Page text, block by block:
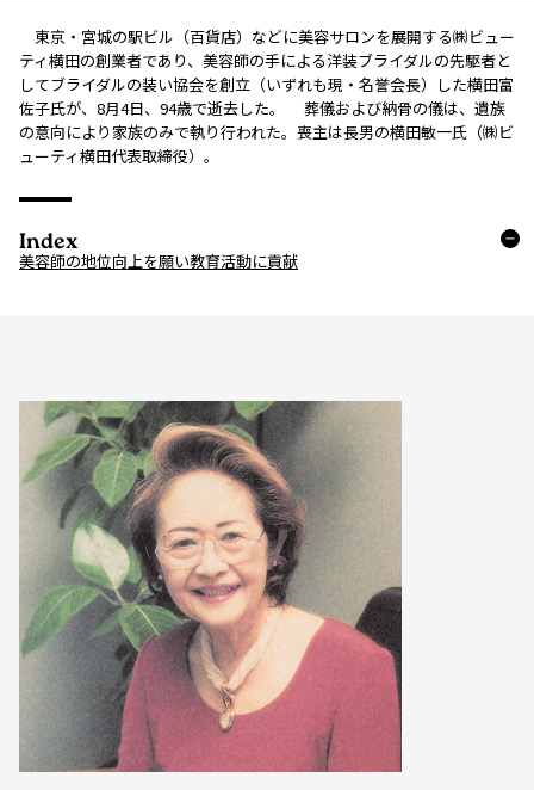
東京・宮城の駅ビル（百貨店）などに美容サロンを展開する㈱ビュー
ティ横田の創業者であり、美容師の手による洋装ブライダルの先駆者と
してブライダルの装い協会を創立（いずれも現・名誉会長）した横田富
佐子氏が、8月4日、94歳で逝去した。 葬儀および納骨の儀は、遺族
の意向により家族のみで執り行われた。喪主は長男の横田敏一氏（㈱ビ
ューティ横田代表取締役）。
Index
美容師の地位向上を願い教育活動に貢献